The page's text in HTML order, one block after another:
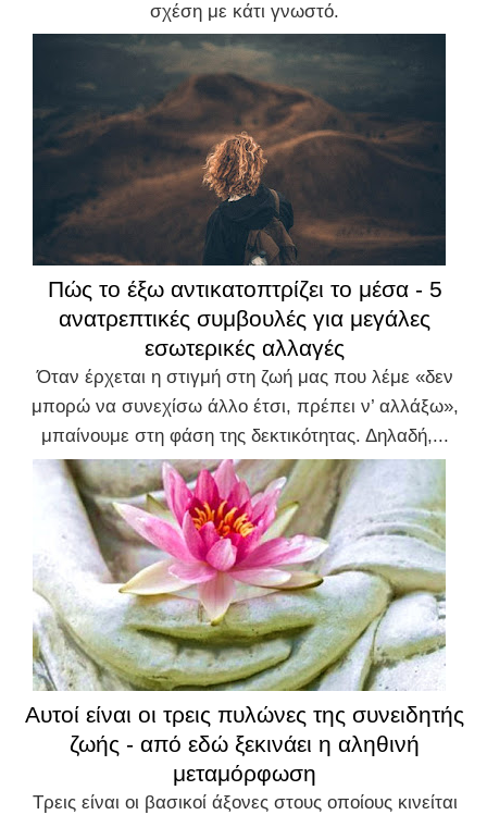
σχέση με κάτι γνωστό.
Πώς το έξω αντικατοπτρίζει το μέσα - 5
ανατρεπτικές συμβουλές για μεγάλες
εσωτερικές αλλαγές
Όταν έρχεται η στιγμή στη ζωή μας που λέμε «δεν
μπορώ να συνεχίσω άλλο έτσι, πρέπει ν’ αλλάξω»,
μπαίνουμε στη φάση της δεκτικότητας. Δηλαδή,...
Αυτοί είναι οι τρεις πυλώνες της συνειδητής
ζωής - από εδώ ξεκινάει η αληθινή
μεταμόρφωση
Τρεις είναι οι βασικοί άξονες στους οποίους κινείται